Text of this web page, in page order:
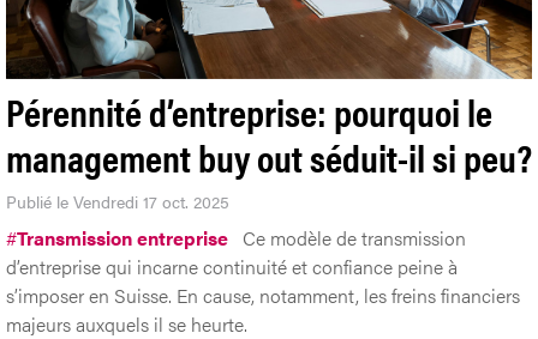
Pérennité d’entreprise: pourquoi le
management buy out séduit-il si peu?
Publié le Vendredi 17 oct. 2025
#Transmission entreprise Ce modèle de transmission
d’entreprise qui incarne continuité et confiance peine à
s’imposer en Suisse. En cause, notamment, les freins financiers
majeurs auxquels il se heurte.